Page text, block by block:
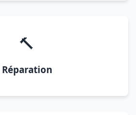
🔨
Réparation